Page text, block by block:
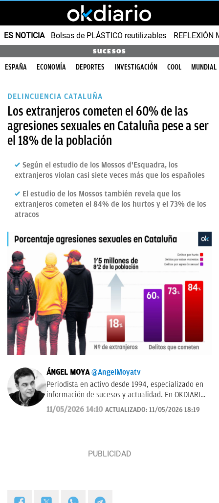
ES NOTICIA Bolsas de PLÁSTICO reutilizables REFLEXIÓN
SUCESOS
ESPAÑA ECONOMÍA DEPORTES INVESTIGACIÓN COOL MUNDIAL
DELINCUENCIA CATALUÑA
Los extranjeros cometen el 60% de las
agresiones sexuales en Cataluña pese a ser
el 18% de la población
Según el estudio de los Mossos d'Esquadra, los
extranjeros violan casi siete veces más que los españoles
El estudio de los Mossos también revela que los
extranjeros cometen el 84% de los hurtos y el 73% de los
atracos
ÁNGEL MOYA @AngelMoyatv
Periodista en activo desde 1994, especializado en
información de sucesos y actualidad. En OKDIARIO
desde el año 2018. Fui redactor del Diario de Las
Palmas, pasé por los Informativos de Telecinco, me
hasta el año 2019 y desde entonces colaboro con
libros "Los reyes latinos", "Red de mentiras" y "Tras
11/05/2026 14:10 ACTUALIZADO: 11/05/2026 18:19